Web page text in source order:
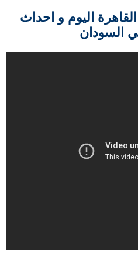
اليوم و احداث
السودان